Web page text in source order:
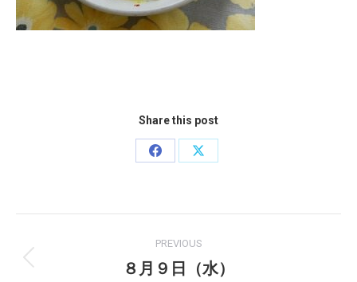
Share this post
Share
Share
navigation
PREVIOUS
Previous
８月９日（水）